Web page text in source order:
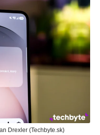
Drexler (Techbyte.sk)